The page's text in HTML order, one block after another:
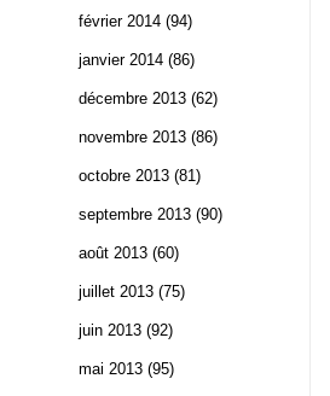
février 2014 (94)
janvier 2014 (86)
décembre 2013 (62)
novembre 2013 (86)
octobre 2013 (81)
septembre 2013 (90)
août 2013 (60)
juillet 2013 (75)
juin 2013 (92)
mai 2013 (95)